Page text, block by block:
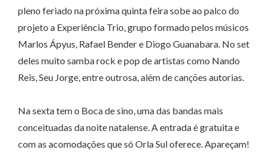
pleno feriado na próxima quinta feira sobe ao palco do
projeto a Experiência Trio, grupo formado pelos músicos
Marlos Ápyus, Rafael Bender e Diogo Guanabara. No set
deles muito samba rock e pop de artistas como Nando
Reis, Seu Jorge, entre outrosa, além de canções autorias.
Na sexta tem o Boca de sino, uma das bandas mais
conceituadas da noite natalense. A entrada é gratuita e
com as acomodações que só Orla Sul oferece. Apareçam!